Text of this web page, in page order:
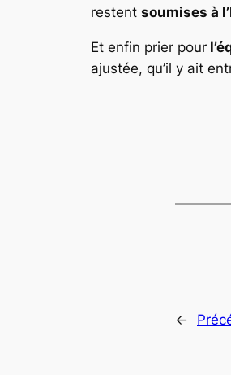
restent soumises à
Et enfin prier pour
ajustée, qu’il y ait
←